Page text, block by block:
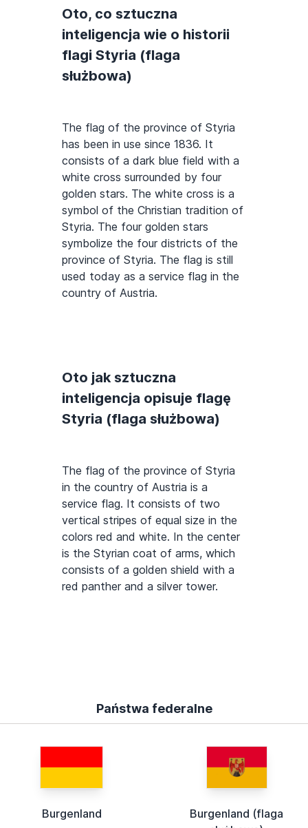
Oto, co sztuczna
inteligencja wie o historii
flagi Styria (flaga
służbowa)
The flag of the province of Styria
has been in use since 1836. It
consists of a dark blue field with a
white cross surrounded by four
golden stars. The white cross is a
symbol of the Christian tradition of
Styria. The four golden stars
symbolize the four districts of the
province of Styria. The flag is still
used today as a service flag in the
country of Austria.
Oto jak sztuczna
inteligencja opisuje flagę
Styria (flaga służbowa)
The flag of the province of Styria
in the country of Austria is a
service flag. It consists of two
vertical stripes of equal size in the
colors red and white. In the center
is the Styrian coat of arms, which
consists of a golden shield with a
red panther and a silver tower.
Państwa federalne
Burgenland
Burgenland (flaga